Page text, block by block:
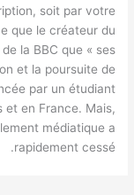
soit par votre
que le créateur du
la BBC que « ses
et la poursuite de
par un étudiant
et en France. Mais,
médiatique a
rapidement cessé.